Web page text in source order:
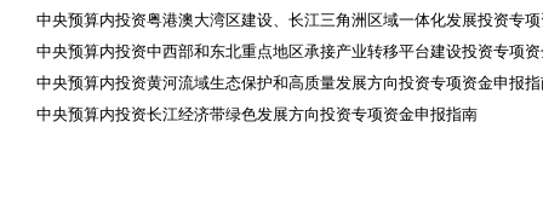
中央预算内投资粤港澳大湾区建设、长江三角洲区域一体化发展投资专
中央预算内投资中西部和东北重点地区承接产业转移平台建设投资专项
中央预算内投资黄河流域生态保护和高质量发展方向投资专项资金申报
中央预算内投资长江经济带绿色发展方向投资专项资金申报指南